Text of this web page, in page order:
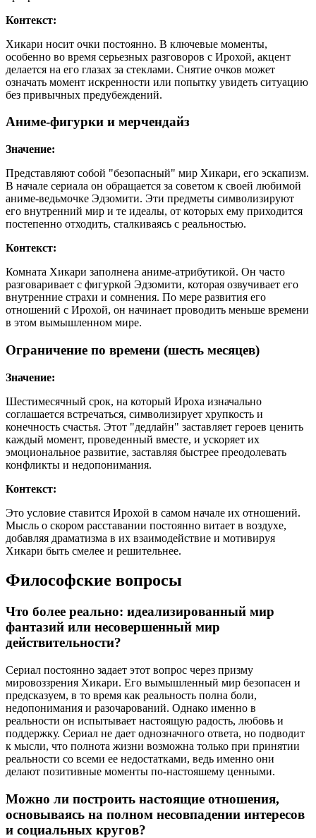
Контекст:
Хикари носит очки постоянно. В ключевые моменты,
особенно во время серьезных разговоров с Ирохой, акцент
делается на его глазах за стеклами. Снятие очков может
означать момент искренности или попытку увидеть ситуацию
без привычных предубеждений.
Аниме-фигурки и мерчендайз
Значение:
Представляют собой "безопасный" мир Хикари, его эскапизм.
В начале сериала он обращается за советом к своей любимой
аниме-ведьмочке Эдзомити. Эти предметы символизируют
его внутренний мир и те идеалы, от которых ему приходится
постепенно отходить, сталкиваясь с реальностью.
Контекст:
Комната Хикари заполнена аниме-атрибутикой. Он часто
разговаривает с фигуркой Эдзомити, которая озвучивает его
внутренние страхи и сомнения. По мере развития его
отношений с Ирохой, он начинает проводить меньше времени
в этом вымышленном мире.
Ограничение по времени (шесть месяцев)
Значение:
Шестимесячный срок, на который Ироха изначально
соглашается встречаться, символизирует хрупкость и
конечность счастья. Этот "дедлайн" заставляет героев ценить
каждый момент, проведенный вместе, и ускоряет их
эмоциональное развитие, заставляя быстрее преодолевать
конфликты и недопонимания.
Контекст:
Это условие ставится Ирохой в самом начале их отношений.
Мысль о скором расставании постоянно витает в воздухе,
добавляя драматизма в их взаимодействие и мотивируя
Хикари быть смелее и решительнее.
Философские вопросы
Что более реально: идеализированный мир
фантазий или несовершенный мир
действительности?
Сериал постоянно задает этот вопрос через призму
мировоззрения Хикари. Его вымышленный мир безопасен и
предсказуем, в то время как реальность полна боли,
недопонимания и разочарований. Однако именно в
реальности он испытывает настоящую радость, любовь и
поддержку. Сериал не дает однозначного ответа, но подводит
к мысли, что полнота жизни возможна только при принятии
реальности со всеми ее недостатками, ведь именно они
делают позитивные моменты по-настояшему ценными.
Можно ли построить настоящие отношения,
основываясь на полном несовпадении интересов
и социальных кругов?